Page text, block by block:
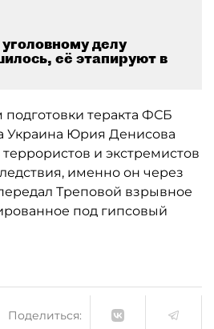
делу
её этапируют в
теракта ФСБ
Украина Юрия Денисова
и экстремистов
именно он через
Треповой взрывное
под гипсовый
Поделиться: